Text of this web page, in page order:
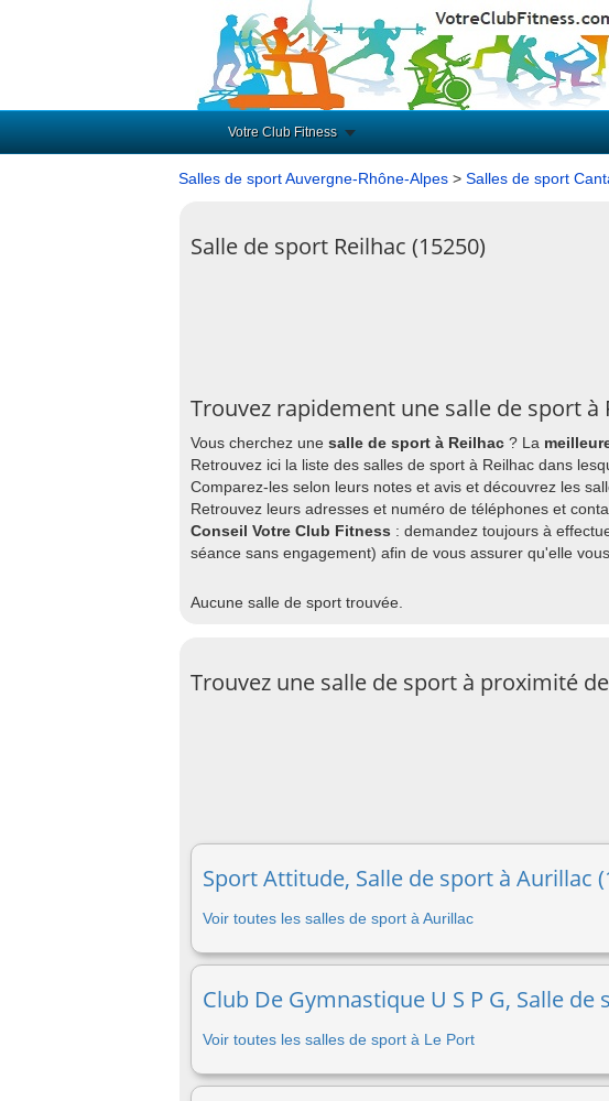
Votre Club Fitness
Salles de sport Auvergne-Rhône-Alpes > Salles de sport
Salle de sport Reilhac (15250)
Trouvez rapidement une salle de sport à
Vous cherchez une salle de sport à Reilhac ? La
Retrouvez ici la liste des salles de sport à Reilhac dans
Comparez-les selon leurs notes et avis et découvrez les
Retrouvez leurs adresses et numéro de téléphones et
Conseil Votre Club Fitness : demandez toujours à
séance sans engagement) afin de vous assurer qu'elle
Aucune salle de sport trouvée.
Trouvez une salle de sport à proximité
Sport Attitude, Salle de sport à Aurillac
Voir toutes les salles de sport à Aurillac
Club De Gymnastique U S P G, Salle de
Voir toutes les salles de sport à Le Port